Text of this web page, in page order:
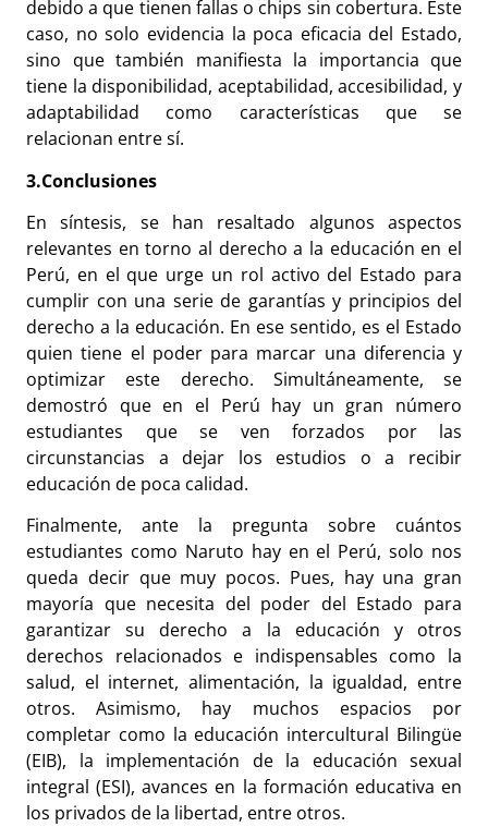
debido a que tienen fallas o chips sin cobertura. Este
caso, no solo evidencia la poca eficacia del Estado,
sino que también manifiesta la importancia que
tiene la disponibilidad, aceptabilidad, accesibilidad, y
adaptabilidad como características que se
relacionan entre sí.
3.Conclusiones
En síntesis, se han resaltado algunos aspectos
relevantes en torno al derecho a la educación en el
Perú, en el que urge un rol activo del Estado para
cumplir con una serie de garantías y principios del
derecho a la educación. En ese sentido, es el Estado
quien tiene el poder para marcar una diferencia y
optimizar este derecho. Simultáneamente, se
demostró que en el Perú hay un gran número
estudiantes que se ven forzados por las
circunstancias a dejar los estudios o a recibir
educación de poca calidad.
Finalmente, ante la pregunta sobre cuántos
estudiantes como Naruto hay en el Perú, solo nos
queda decir que muy pocos. Pues, hay una gran
mayoría que necesita del poder del Estado para
garantizar su derecho a la educación y otros
derechos relacionados e indispensables como la
salud, el internet, alimentación, la igualdad, entre
otros. Asimismo, hay muchos espacios por
completar como la educación intercultural Bilingüe
(EIB), la implementación de la educación sexual
integral (ESI), avances en la formación educativa en
los privados de la libertad, entre otros.